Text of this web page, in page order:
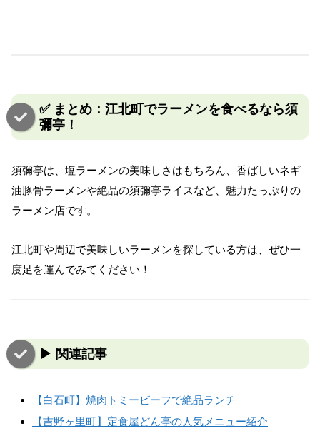
✅ まとめ：江北町でラーメンを食べるなら須
彌亭！
須彌亭は、塩ラーメンの美味しさはもちろん、香ばしいネギ
油豚骨ラーメンや絶品の須彌亭ライスなど、魅力たっぷりの
ラーメン店です。
江北町や周辺で美味しいラーメンを探している方は、ぜひ一
度足を運んでみてください！
▶ 関連記事
【白石町】焼肉トミービーフで絶品ランチ
【吉野ヶ里町】定食屋どん亭の人気メニュー紹介